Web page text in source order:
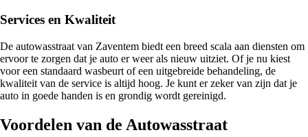
Services en Kwaliteit
De autowasstraat van Zaventem biedt een breed scala aan diensten om
ervoor te zorgen dat je auto er weer als nieuw uitziet. Of je nu kiest
voor een standaard wasbeurt of een uitgebreide behandeling, de
kwaliteit van de service is altijd hoog. Je kunt er zeker van zijn dat je
auto in goede handen is en grondig wordt gereinigd.
Voordelen van de Autowasstraat